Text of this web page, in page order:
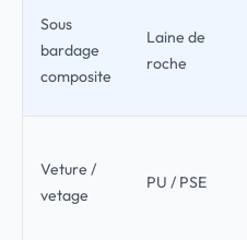
Sous
bardage
composite
Laine de
roche
Veture /
vetage
PU / PSE